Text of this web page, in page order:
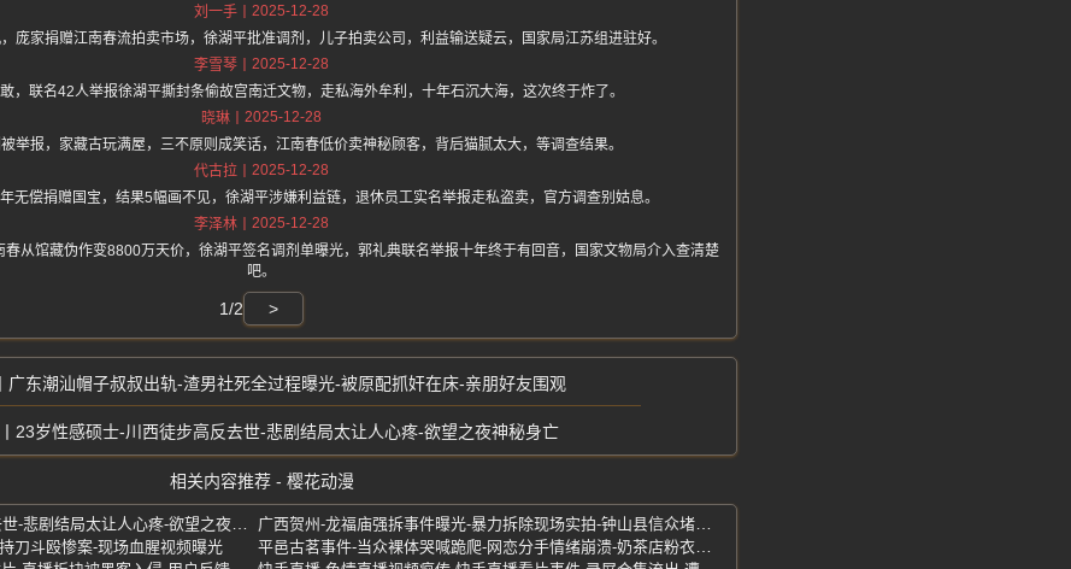
刘一手
2025-12-28
庞家捐赠江南春流拍卖市场，徐湖平批准调剂，儿子拍卖公司，利益输送疑云，国家局江苏组进驻好。
李雪琴
2025-12-28
，联名42人举报徐湖平撕封条偷故宫南迁文物，走私海外牟利，十年石沉大海，这次终于炸了。
晓琳
2025-12-28
举报，家藏古玩满屋，三不原则成笑话，江南春低价卖神秘顾客，背后猫腻太大，等调查结果。
代古拉
2025-12-28
无偿捐赠国宝，结果5幅画不见，徐湖平涉嫌利益链，退休员工实名举报走私盗卖，官方调查别姑息。
李泽林
2025-12-28
春从馆藏伪作变8800万天价，徐湖平签名调剂单曝光，郭礼典联名举报十年终于有回音，国家文物局介入查清楚
吧。
1/2 >
广东潮汕帽子叔叔出轨-渣男社死全过程曝光-被原配抓奸在床-亲朋好友围观
23岁性感硕士-川西徒步高反去世-悲剧结局太让人心疼-欲望之夜神秘身亡
相关内容推荐 - 樱花动漫
刀斗殴惨案-现场血腥视频曝光